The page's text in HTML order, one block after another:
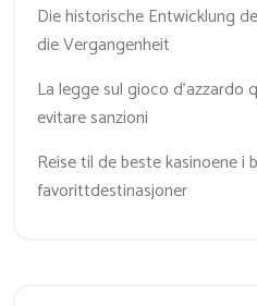
Die historische Entwicklung
die Vergangenheit
La legge sul gioco d'azzardo
evitare sanzioni
Reise til de beste kasinoene i
favorittdestinasjoner